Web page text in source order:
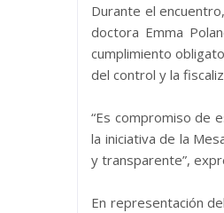
Durante el
doctora Emma
cumplimiento
del control y la
“Es compromiso de
la iniciativa de la
y transparente”,
En representación